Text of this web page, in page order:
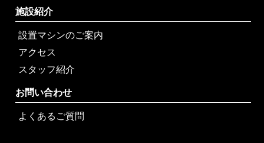
施設紹介
設置マシンのご案内
アクセス
スタッフ紹介
お問い合わせ
よくあるご質問